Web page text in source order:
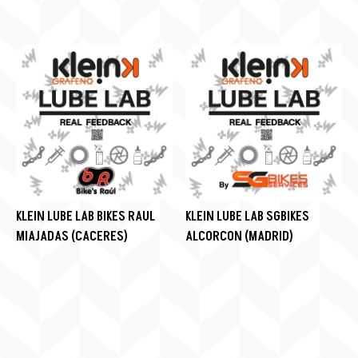
KLEIN LUBE LAB BIKES RAUL
MIAJADAS (CACERES)
KLEIN LUBE LAB SGBIKES
ALCORCON (MADRID)